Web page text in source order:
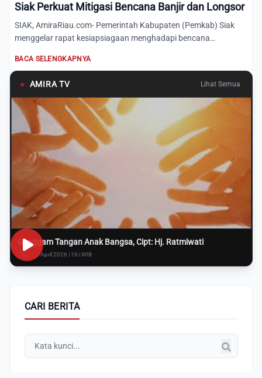
Siak Perkuat Mitigasi Bencana Banjir dan Longsor
SIAK, AmiraRiau.com- Pemerintah Kabupaten (Pemkab) Siak
menggelar rapat kesiapsiagaan menghadapi bencana
BACA SELENGKAPNYA
● AMIRA TV Lihat Semua
Genggam Tangan Anak Bangsa, Cipt: Hj. Ratmiwati
Rabu, 8 April 2026 | 16:i WIB
CARI BERITA